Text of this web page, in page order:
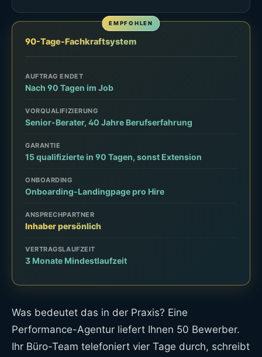
90-Tage-Fachkraftsystem
AUFTRAG ENDET
Nach 90 Tagen im Job
VORQUALIFIZIERUNG
Senior-Berater, 40 Jahre Berufserfahrung
GARANTIE
15 qualifizierte in 90 Tagen, sonst Extension
ONBOARDING
Onboarding-Landingpage pro Hire
ANSPRECHPARTNER
Inhaber persönlich
VERTRAGSLAUFZEIT
3 Monate Mindestlaufzeit
Was bedeutet das in der Praxis? Eine
Performance-Agentur liefert Ihnen 50 Bewerber.
Ihr Büro-Team telefoniert vier Tage durch, schreibt